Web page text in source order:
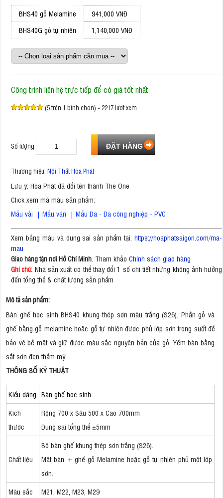
BHS40 gỗ Melamine
941,000 VNĐ
BHS40G gỗ tự nhiên
1,140,000 VNĐ
Công trình liên hệ trực tiếp để có giá tốt nhất
(5 trên 1 bình chọn) - 2217 lượt xem
Số lượng
Thương hiệu: Nội Thất Hòa Phát
Lưu ý: Hòa Phát đã đổi tên thành The One
Click xem mã màu sản phẩm:
Mẫu vải | Mẫu ván | Mẫu Da - Da công nghiệp - PVC
Xem bảng màu và dung sai sản phẩm tại: https://hoaphatsaigon.com/ma-
mau
Giao hàng tận nơi Hồ Chí Minh . Tham khảo Chính sách giao hàng
Ghi chú: Nhà sản xuất có thể thay đổi 1 số chi tiết nhưng không ảnh hưởng
đến tổng thể & chất lượng sản phẩm
Mô tả sản phẩm:
Bàn ghế học sinh BHS40 khung thép sơn màu trắng (S26). Phần gỗ và
ghế bằng gỗ melamine hoặc gỗ tự nhiên được phủ lớp sơn trong suốt để
bảo vệ bề mặt và giữ được màu sắc nguyên bản của gỗ. Yếm bàn bằng
sắt sơn đen thẩm mỹ.
THÔNG SỐ KỸ THUẬT
Kiểu dáng Bàn ghế học sinh
Kích
thước
Rộng 700 x Sâu 500 x Cao 700mm
Dung sai tổng thể ±5mm
Chất liệu
Bộ bàn ghế khung thép sơn trắng (S26).
Mặt bàn + ghế gỗ Melamine hoặc gỗ tự nhiên phủ một lớp
sơn.
Màu sắc
M21, M22, M23, M29